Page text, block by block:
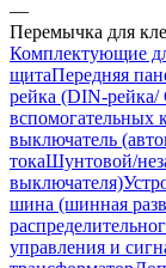
—
Перемычка для
Комплектующие
щитаПередняя
рейка (DIN-рейка/
вспомогательных
выключатель
токаШунтовой/
выключателя)
шина (шинная
управления и